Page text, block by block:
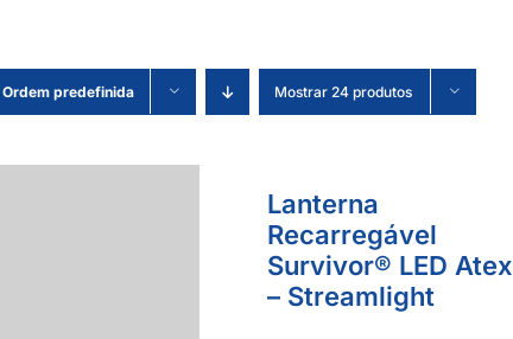
Ordem predefinida Mostrar 24 produtos
Lanterna
Recarregável
Survivor® LED Atex
– Streamlight